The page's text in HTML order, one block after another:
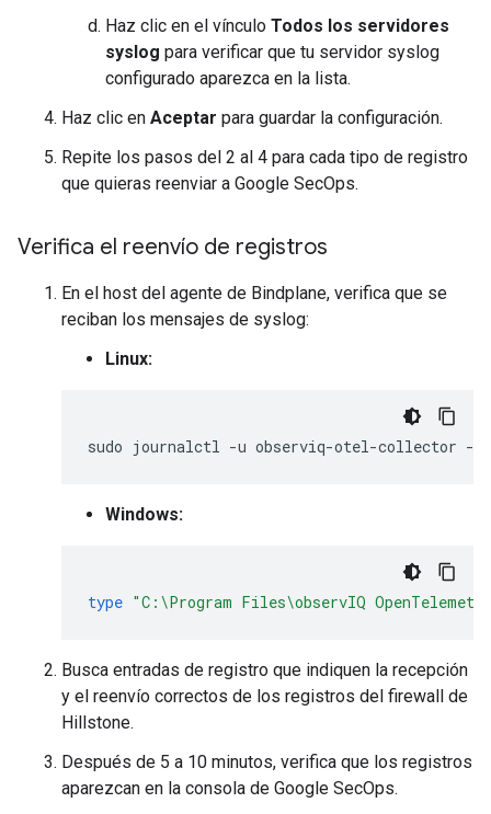
Haz clic en el vínculo Todos los servidores
syslog para verificar que tu servidor syslog
configurado aparezca en la lista.
Haz clic en Aceptar para guardar la configuración.
Repite los pasos del 2 al 4 para cada tipo de registro
que quieras reenviar a Google SecOps.
Verifica el reenvío de registros
En el host del agente de Bindplane, verifica que se
reciban los mensajes de syslog:
Linux:
sudo journalctl -u observiq-otel-collector
Windows:
type "C:\Program Files\observIQ
Busca entradas de registro que indiquen la recepción
y el reenvío correctos de los registros del firewall de
Hillstone.
Después de 5 a 10 minutos, verifica que los registros
aparezcan en la consola de Google SecOps.